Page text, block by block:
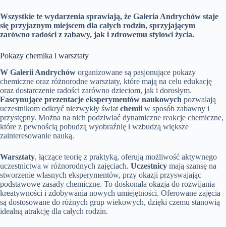
Wszystkie te wydarzenia sprawiają, że Galeria Andrychów staje
się przyjaznym miejscem dla całych rodzin, sprzyjającym
zarówno radości z zabawy, jak i zdrowemu stylowi życia.
Pokazy chemika i warsztaty
W Galerii Andrychów organizowane są pasjonujące pokazy
chemiczne oraz różnorodne warsztaty, które mają na celu edukację
oraz dostarczenie radości zarówno dzieciom, jak i dorosłym.
Fascynujące prezentacje eksperymentów naukowych pozwalają
uczestnikom odkryć niezwykły świat chemii w sposób zabawny i
przystępny. Można na nich podziwiać dynamiczne reakcje chemiczne,
które z pewnością pobudzą wyobraźnię i wzbudzą większe
zainteresowanie nauką.
Warsztaty, łączące teorię z praktyką, oferują możliwość aktywnego
uczestnictwa w różnorodnych zajęciach. Uczestnicy mają szansę na
stworzenie własnych eksperymentów, przy okazji przyswajając
podstawowe zasady chemiczne. To doskonała okazja do rozwijania
kreatywności i zdobywania nowych umiejętności. Oferowane zajęcia
są dostosowane do różnych grup wiekowych, dzięki czemu stanowią
idealną atrakcję dla całych rodzin.